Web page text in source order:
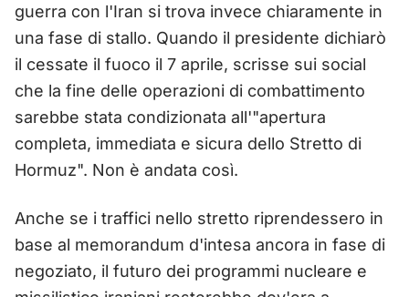
guerra con l'Iran si trova invece chiaramente in
una fase di stallo. Quando il presidente dichiarò
il cessate il fuoco il 7 aprile, scrisse sui social
che la fine delle operazioni di combattimento
sarebbe stata condizionata all'"apertura
completa, immediata e sicura dello Stretto di
Hormuz". Non è andata così.
Anche se i traffici nello stretto riprendessero in
base al memorandum d'intesa ancora in fase di
negoziato, il futuro dei programmi nucleare e